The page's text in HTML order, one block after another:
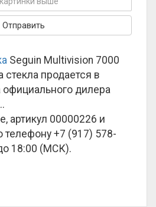
Seguin Multivision 7000
стекла продается в
дилера
.
артикул 00000226 и
+7 (917) 578-
18:00 (МСК).